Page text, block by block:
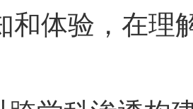
和体验，在理